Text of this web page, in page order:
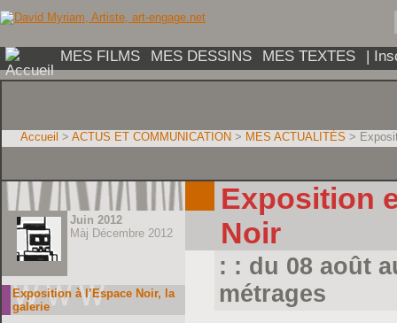
Juin 2012
Màj Décembre 2012
Exposition à l’Espace Noir, la
galerie
Exposition
Noir
: : du 08 août
métrages
Accueil > ACTUS ET COMMUNICATION > MES ACTUALITÉS >
MES FILMS MES DESSINS MES TEXTES |